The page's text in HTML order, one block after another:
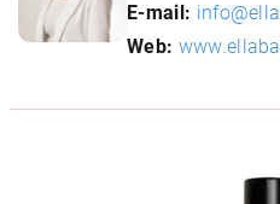
E-mail:
Web: